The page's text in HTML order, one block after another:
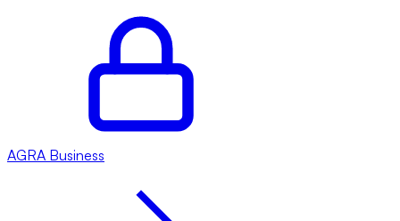
AGRA Business